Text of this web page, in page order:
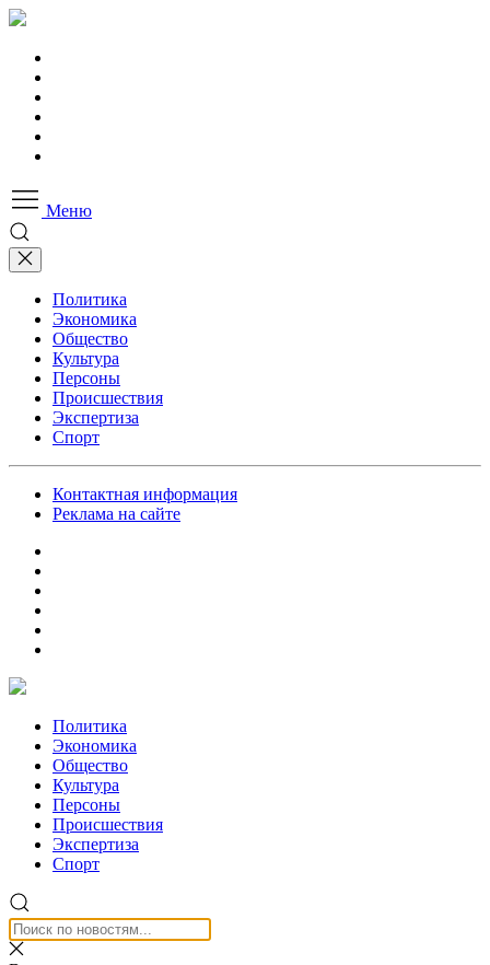
Меню
Политика
Экономика
Общество
Культура
Персоны
Происшествия
Экспертиза
Спорт
Контактная информация
Реклама на сайте
Политика
Экономика
Общество
Культура
Персоны
Происшествия
Экспертиза
Спорт